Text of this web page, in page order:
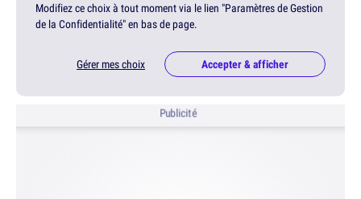
Modifiez ce choix à tout moment via le lien "Paramètres de Gestion
de la Confidentialité" en bas de page.
Gérer mes choix Accepter & afficher
Publicité